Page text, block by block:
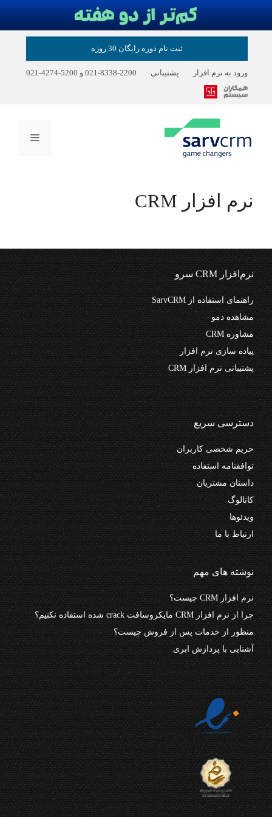
ثبت نام دوره رایگان 30 روزه
ورود به نرم افزار پشتیبانی 2200-8338-021 و 5200-4274-021
فهرست
نرم افزار CRM
نرم‌افزار CRM سرو
راهنمای استفاده از SarvCRM
مشاهده دمو
مشاوره CRM
پیاده سازی نرم افزار
پشتیبانی نرم افزار CRM
دسترسی سریع
حریم شخصی کاربران
توافقنامه استفاده
داستان مشتریان
کاتالوگ
ویدئوها
ارتباط با ما
نوشته های مهم
نرم افزار CRM چیست؟
چرا از نرم افزار CRM مایکروسافت crack شده استفاده نکنیم؟
منظور از خدمات پس از فروش چیست؟
آشنایی با پردازش ابری